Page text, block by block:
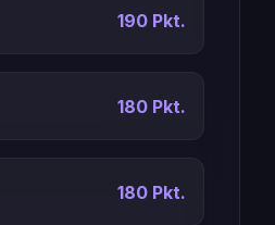
190 Pkt.
180 Pkt.
180 Pkt.